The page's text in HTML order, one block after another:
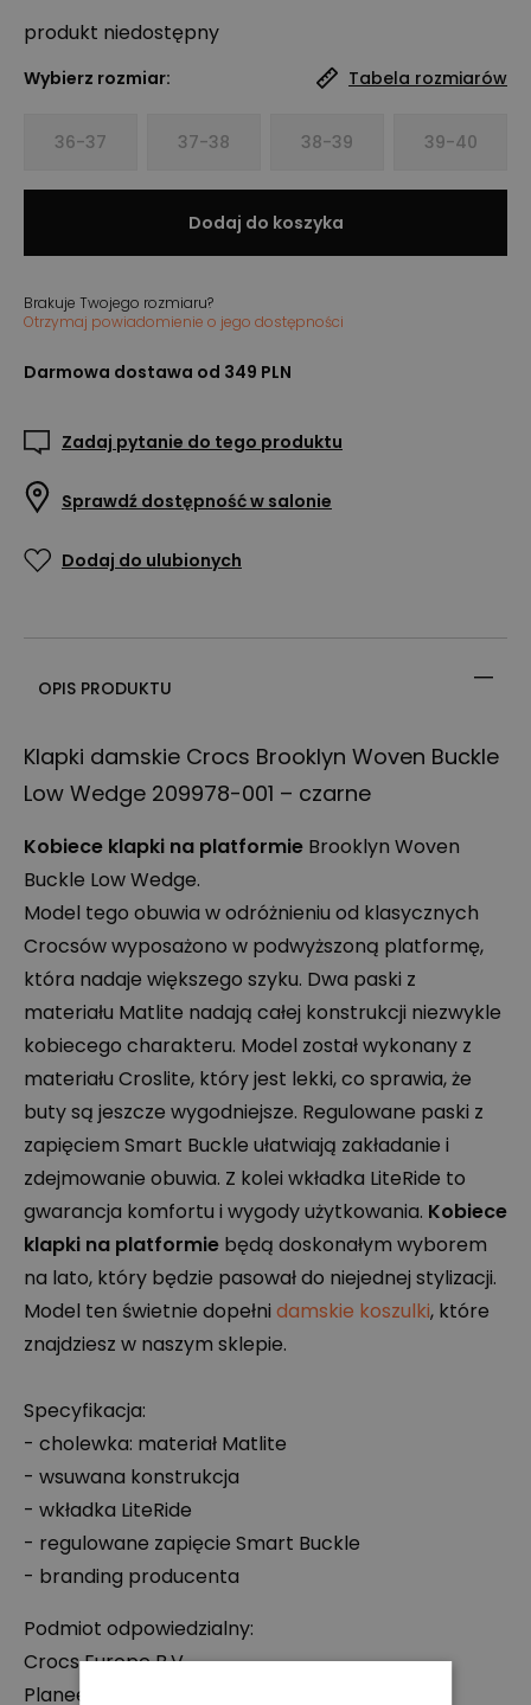
produkt niedostępny
Wybierz rozmiar: Tabela rozmiarów
36-37 37-38 38-39 39-40
Dodaj do koszyka
Brakuje Twojego rozmiaru?
Otrzymaj powiadomienie o jego dostępności
Darmowa dostawa od 349 PLN
Zadaj pytanie do tego produktu
Sprawdź dostępność w salonie
Dodaj do ulubionych
OPIS PRODUKTU
Klapki damskie Crocs Brooklyn Woven Buckle
Low Wedge 209978-001 – czarne
Kobiece klapki na platformie Brooklyn Woven
Buckle Low Wedge.
Model tego obuwia w odróżnieniu od klasycznych
Crocsów wyposażono w podwyższoną platformę,
która nadaje większego szyku. Dwa paski z
materiału Matlite nadają całej konstrukcji niezwykle
kobiecego charakteru. Model został wykonany z
materiału Croslite, który jest lekki, co sprawia, że
buty są jeszcze wygodniejsze. Regulowane paski z
zapięciem Smart Buckle ułatwiają zakładanie i
zdejmowanie obuwia. Z kolei wkładka LiteRide to
gwarancja komfortu i wygody użytkowania. Kobiece
klapki na platformie będą doskonałym wyborem
na lato, który będzie pasował do niejednej stylizacji.
Model ten świetnie dopełni damskie koszulki, które
znajdziesz w naszym sklepie.
Specyfikacja:
- cholewka: materiał Matlite
- wsuwana konstrukcja
- wkładka LiteRide
- regulowane zapięcie Smart Buckle
- branding producenta
Podmiot odpowiedzialny:
Crocs Europe B.V.
Planeetbaan 4, 2132 HZ Hoofddorp, Holandia